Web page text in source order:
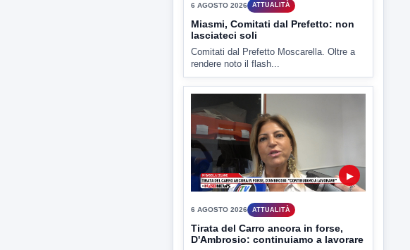
6 AGOSTO 2026 ATTUALITÀ
Miasmi, Comitati dal Prefetto: non
lasciateci soli
Comitati dal Prefetto Moscarella. Oltre a
rendere noto il flash...
▶
6 AGOSTO 2026 ATTUALITÀ
Tirata del Carro ancora in forse,
D'Ambrosio: continuiamo a lavorare